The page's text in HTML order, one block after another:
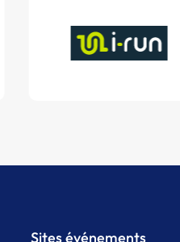
Sites événements